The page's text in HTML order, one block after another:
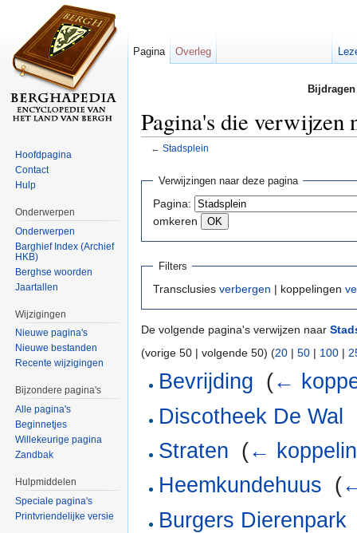
Pagina's die verwijzen
← Stadsplein
Verwijzingen naar deze pagina
Pagina:
omkeren
Filters
Transclusies verbergen | koppelingen
De volgende pagina's verwijzen naar
(vorige 50 | volgende 50) (20 | 50 | 100 |
Bevrijding (←
Discotheek De Wal
Straten (←
Heemkundehuus (
Burgers Dierenpark
Pagina Overleg
Hoofdpagina
Contact
Hulp
Onderwerpen
Onderwerpen
Barghief Index (Archief
HKB)
Berghse woorden
Jaartallen
Wijzigingen
Nieuwe pagina's
Nieuwe bestanden
Recente wijzigingen
Bijzondere pagina's
Alle pagina's
Beginnetjes
Willekeurige pagina
Zandbak
Hulpmiddelen
Speciale pagina's
Printvriendelijke versie